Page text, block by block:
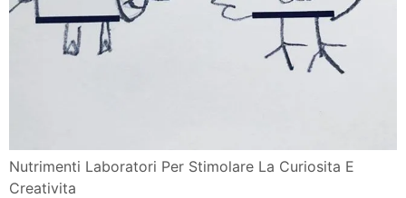
Nutrimenti Laboratori Per Stimolare La Curiosita E
Creativita